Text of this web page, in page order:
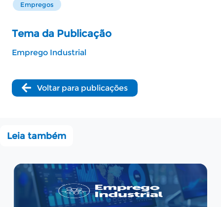
Empregos
Tema da Publicação
Emprego Industrial
Voltar para publicações
Leia também